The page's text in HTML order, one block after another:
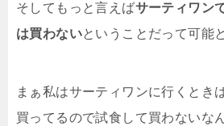
そしてもっと言えばサーティワン
は買わないということだって可能
まぁ私はサーティワンに行くとき
買ってるので試食して買わないな